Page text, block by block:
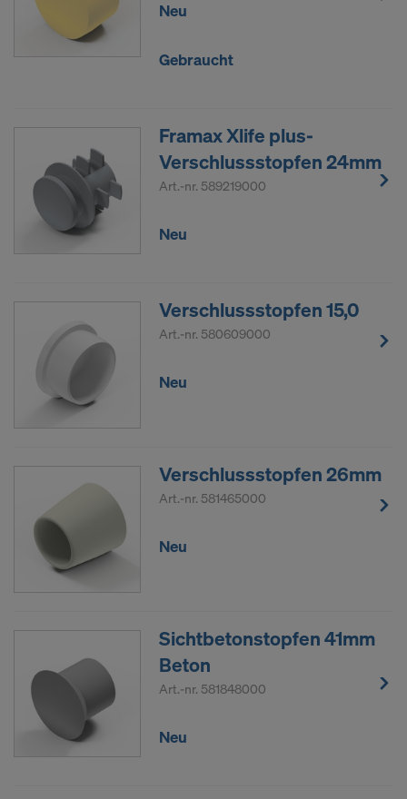
Neu
Gebraucht
Framax Xlife plus-
Verschlussstopfen 24mm
Art.-nr. 589219000
Neu
Verschlussstopfen 15,0
Art.-nr. 580609000
Neu
Verschlussstopfen 26mm
Art.-nr. 581465000
Neu
Sichtbetonstopfen 41mm
Beton
Art.-nr. 581848000
Neu